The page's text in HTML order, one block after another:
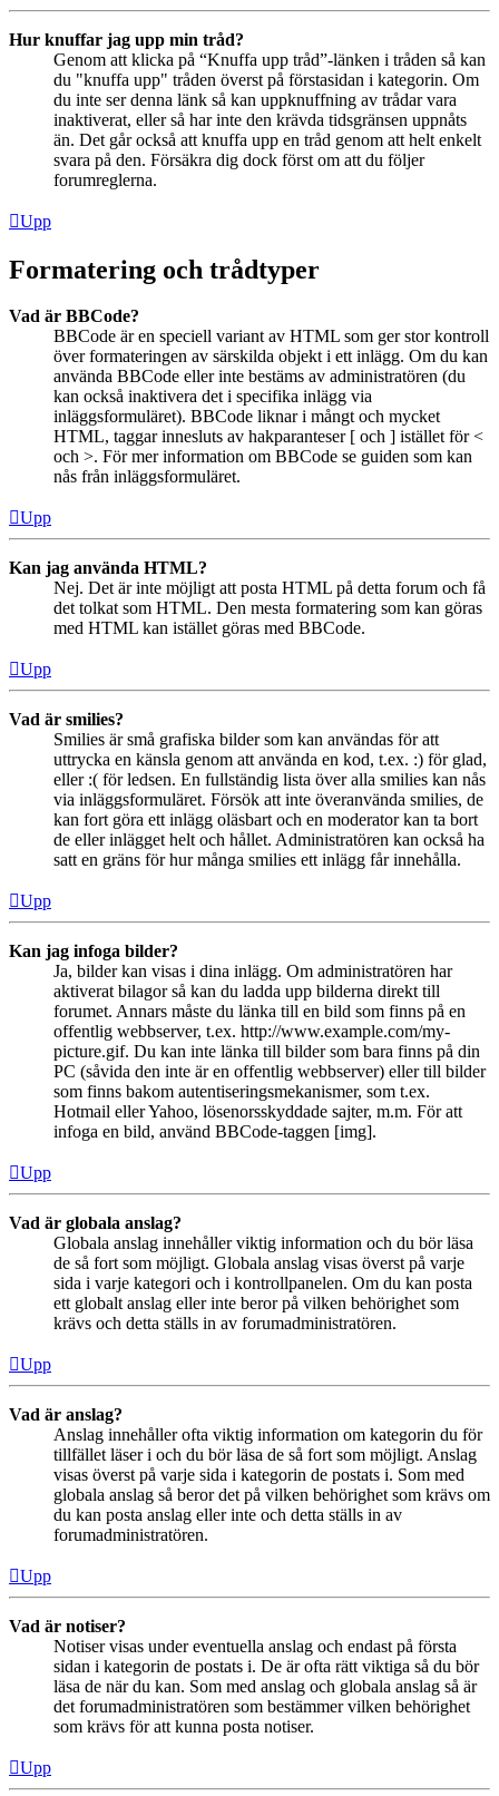
Hur knuffar jag upp min tråd?
Genom att klicka på “Knuffa upp tråd”-länken i tråden så kan
du "knuffa upp" tråden överst på förstasidan i kategorin. Om
du inte ser denna länk så kan uppknuffning av trådar vara
inaktiverat, eller så har inte den krävda tidsgränsen uppnåts
än. Det går också att knuffa upp en tråd genom att helt enkelt
svara på den. Försäkra dig dock först om att du följer
forumreglerna.
Upp
Formatering och trådtyper
Vad är BBCode?
BBCode är en speciell variant av HTML som ger stor kontroll
över formateringen av särskilda objekt i ett inlägg. Om du kan
använda BBCode eller inte bestäms av administratören (du
kan också inaktivera det i specifika inlägg via
inläggsformuläret). BBCode liknar i mångt och mycket
HTML, taggar innesluts av hakparanteser [ och ] istället för <
och >. För mer information om BBCode se guiden som kan
nås från inläggsformuläret.
Upp
Kan jag använda HTML?
Nej. Det är inte möjligt att posta HTML på detta forum och få
det tolkat som HTML. Den mesta formatering som kan göras
med HTML kan istället göras med BBCode.
Upp
Vad är smilies?
Smilies är små grafiska bilder som kan användas för att
uttrycka en känsla genom att använda en kod, t.ex. :) för glad,
eller :( för ledsen. En fullständig lista över alla smilies kan nås
via inläggsformuläret. Försök att inte överanvända smilies, de
kan fort göra ett inlägg oläsbart och en moderator kan ta bort
de eller inlägget helt och hållet. Administratören kan också ha
satt en gräns för hur många smilies ett inlägg får innehålla.
Upp
Kan jag infoga bilder?
Ja, bilder kan visas i dina inlägg. Om administratören har
aktiverat bilagor så kan du ladda upp bilderna direkt till
forumet. Annars måste du länka till en bild som finns på en
offentlig webbserver, t.ex. http://www.example.com/my-
picture.gif. Du kan inte länka till bilder som bara finns på din
PC (såvida den inte är en offentlig webbserver) eller till bilder
som finns bakom autentiseringsmekanismer, som t.ex.
Hotmail eller Yahoo, lösenorsskyddade sajter, m.m. För att
infoga en bild, använd BBCode-taggen [img].
Upp
Vad är globala anslag?
Globala anslag innehåller viktig information och du bör läsa
de så fort som möjligt. Globala anslag visas överst på varje
sida i varje kategori och i kontrollpanelen. Om du kan posta
ett globalt anslag eller inte beror på vilken behörighet som
krävs och detta ställs in av forumadministratören.
Upp
Vad är anslag?
Anslag innehåller ofta viktig information om kategorin du för
tillfället läser i och du bör läsa de så fort som möjligt. Anslag
visas överst på varje sida i kategorin de postats i. Som med
globala anslag så beror det på vilken behörighet som krävs om
du kan posta anslag eller inte och detta ställs in av
forumadministratören.
Upp
Vad är notiser?
Notiser visas under eventuella anslag och endast på första
sidan i kategorin de postats i. De är ofta rätt viktiga så du bör
läsa de när du kan. Som med anslag och globala anslag så är
det forumadministratören som bestämmer vilken behörighet
som krävs för att kunna posta notiser.
Upp